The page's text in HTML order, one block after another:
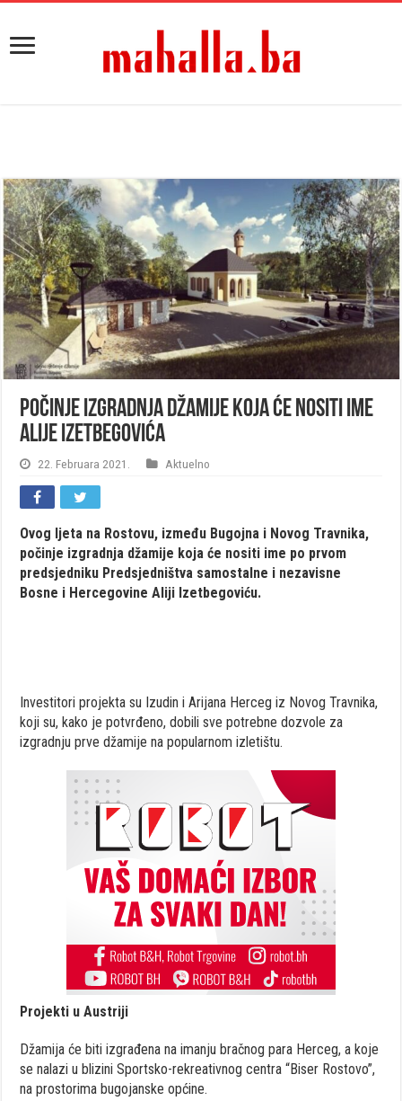
Počinje izgradnja džamije koja će nositi ime
Alije Izetbegovića
22. Februara 2021. Aktuelno
Ovog ljeta na Rostovu, između Bugojna i Novog Travnika,
počinje izgradnja džamije koja će nositi ime po prvom
predsjedniku Predsjedništva samostalne i nezavisne
Bosne i Hercegovine Aliji Izetbegoviću.
Investitori projekta su Izudin i Arijana Herceg iz Novog Travnika,
koji su, kako je potvrđeno, dobili sve potrebne dozvole za
izgradnju prve džamije na popularnom izletištu.
Projekti u Austriji
Džamija će biti izgrađena na imanju bračnog para Herceg, a koje
se nalazi u blizini Sportsko-rekreativnog centra “Biser Rostovo”,
na prostorima bugojanske općine.